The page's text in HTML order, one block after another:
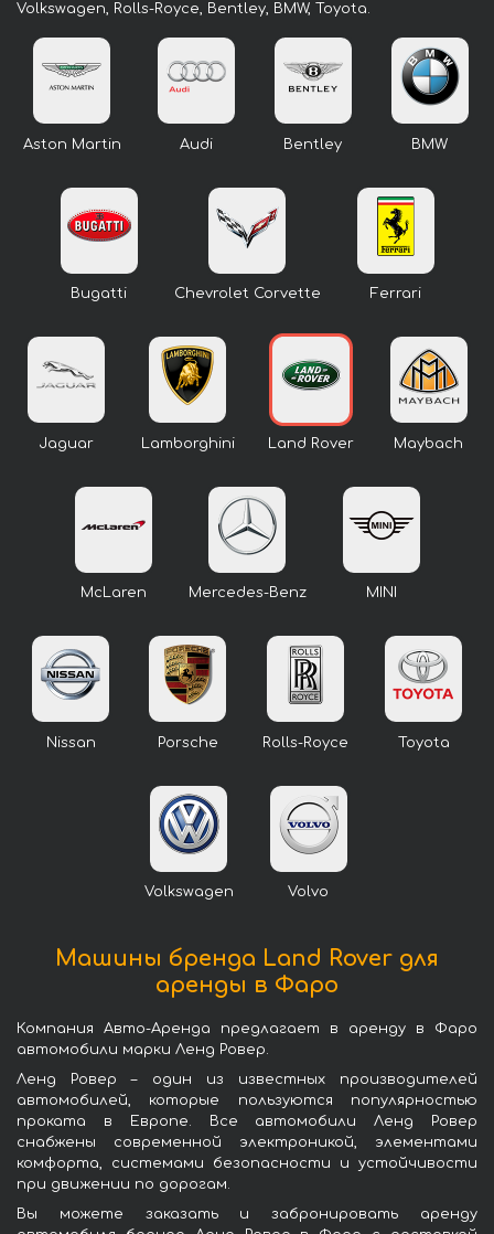
Volkswagen, Rolls-Royce, Bentley, BMW, Toyota.
Aston Martin Audi Bentley BMW
Bugatti Chevrolet Corvette Ferrari
Jaguar Lamborghini Land Rover Maybach
McLaren Mercedes-Benz MINI
Nissan Porsche Rolls-Royce Toyota
Volkswagen Volvo
Машины бренда Land Rover для
аренды в Фаро
Компания Авто-Аренда предлагает в аренду в Фаро
автомобили марки Ленд Ровер.
Ленд Ровер – один из известных производителей
автомобилей, которые пользуются популярностью
проката в Европе. Все автомобили Ленд Ровер
снабжены современной электроникой, элементами
комфорта, системами безопасности и устойчивости
при движении по дорогам.
Вы можете заказать и забронировать аренду